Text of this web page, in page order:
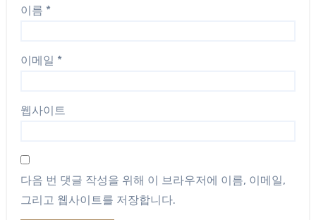
이름 *
이메일 *
웹사이트
다음 번 댓글 작성을 위해 이 브라우저에 이름, 이메일,
그리고 웹사이트를 저장합니다.